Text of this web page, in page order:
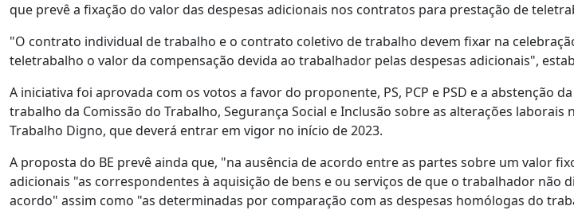
que prevê a fixação do valor das despesas adicionais nos contratos para prestação de
"O contrato individual de trabalho e o contrato coletivo de trabalho devem fixar na
teletrabalho o valor da compensação devida ao trabalhador pelas despesas adicionais",
A iniciativa foi aprovada com os votos a favor do proponente, PS, PCP e PSD e a abstenção
trabalho da Comissão do Trabalho, Segurança Social e Inclusão sobre as alterações laborais
Trabalho Digno, que deverá entrar em vigor no início de 2023.
A proposta do BE prevê ainda que, "na ausência de acordo entre as partes sobre um valor
adicionais "as correspondentes à aquisição de bens e ou serviços de que o trabalhador não
acordo" assim como "as determinadas por comparação com as despesas homólogas do